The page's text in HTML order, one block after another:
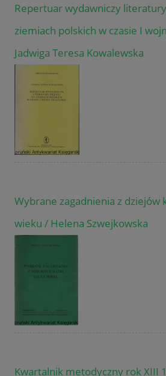
Repertuar wydawniczy
ziemiach polskich w czasie I
Jadwiga Teresa Kowalewska
Wybrane zagadnienia z dziejów
wieku / Helena Szwejkowska
Kwartalnik metodyczny rok XIII